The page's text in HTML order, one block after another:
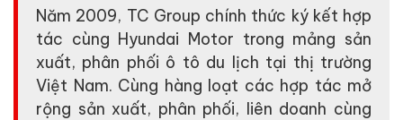
Năm 2009, TC Group chính thức ký kết hợp
tác cùng Hyundai Motor trong mảng sản
xuất, phân phối ô tô du lịch tại thị trường
Việt Nam. Cùng hàng loạt các hợp tác mở
rộng sản xuất, phân phối, liên doanh cùng